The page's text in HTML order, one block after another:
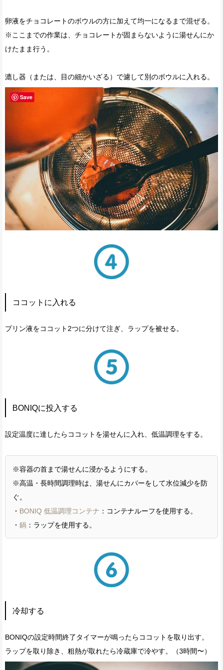
卵液をチョコレートのボウルの方に加えて均一になるまで混ぜる。
※ここまでの作業は、チョコレートが固まらないように湯せんにか
けたまま行う。
漉し器（または、目の細かいざる）で濾して別のボウルに入れる。
ココットに入れる
プリン液をココット2つに分けて注ぎ、ラップを被せる。
BONIQに投入する
設定温度に達したらココットを湯せんに入れ、低温調理をする。
※容器の首まで湯せんに浸かるようにする。
※高温・長時間調理時は、湯せんにカバーをして水位減少を防
ぐ。
・ BONIQ 低温調理コンテナ ：コンテナルーフを使用する。
・ 鍋 ：ラップを使用する。
冷却する
BONIQの設定時間終了タイマーが鳴ったらココットを取り出す。
ラップを取り除き、粗熱が取れたら冷蔵庫で冷やす。（3時間〜）
Save